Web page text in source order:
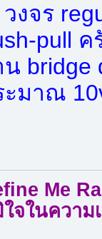
วงจร
pull
น bridge
ะมาณ
Me
จในความ